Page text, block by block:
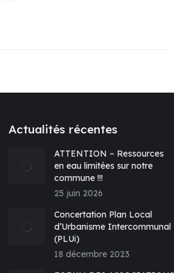
Actualités récentes
ATTENTION – Ressources
en eau limitées sur notre
commune !!!
25 juin 2026
Concertation Plan Local
d’Urbanisme Intercommunal
(PLUi)
18 décembre 2023